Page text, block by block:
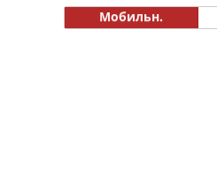
Мобильн.